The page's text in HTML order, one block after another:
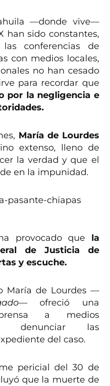
—donde vive—
han sido constantes,
las conferencias de
con medios locales,
no han cesado
para recordar que
por la negligencia e
María de Lourdes
extenso, lleno de
la verdad y que el
en la impunidad.
provocado que la
de Justicia de
y escuche.
María de Lourdes —
ofreció una
a medios
denunciar las
del caso.
pericial del 30 de
que la muerte de